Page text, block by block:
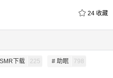
24 收藏
下载 225 # 助眠 798